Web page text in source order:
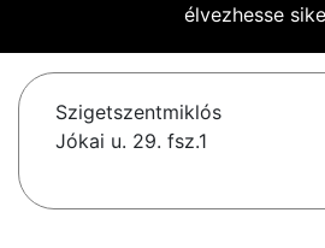
élvezhesse
Szigetszentmiklós
Jókai u. 29. fsz.1